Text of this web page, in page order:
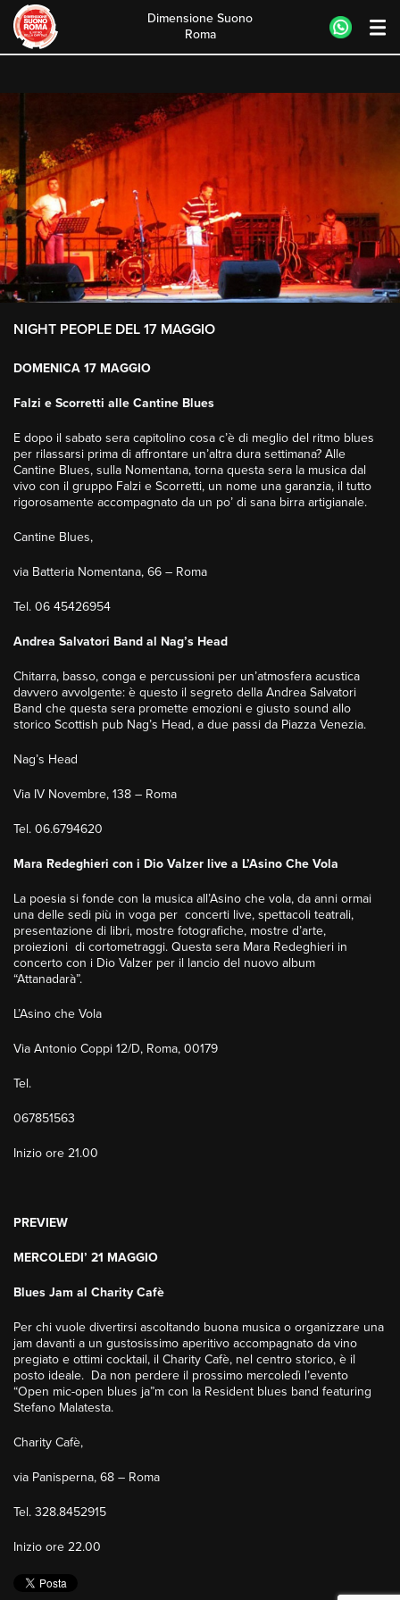
content
Dimensione Suono
Roma
NIGHT PEOPLE DEL 17 MAGGIO
DOMENICA 17 MAGGIO
Falzi e Scorretti alle Cantine Blues
E dopo il sabato sera capitolino cosa c’è di meglio del ritmo blues
per rilassarsi prima di affrontare un’altra dura settimana? Alle
Cantine Blues, sulla Nomentana, torna questa sera la musica dal
vivo con il gruppo Falzi e Scorretti, un nome una garanzia, il tutto
rigorosamente accompagnato da un po’ di sana birra artigianale.
Cantine Blues,
via Batteria Nomentana, 66 – Roma
Tel. 06 45426954
Andrea Salvatori Band al Nag’s Head
Chitarra, basso, conga e percussioni per un’atmosfera acustica
davvero avvolgente: è questo il segreto della Andrea Salvatori
Band che questa sera promette emozioni e giusto sound allo
storico Scottish pub Nag’s Head, a due passi da Piazza Venezia.
Nag’s Head
Via IV Novembre, 138 – Roma
Tel. 06.6794620
Mara Redeghieri con i Dio Valzer live a L’Asino Che Vola
La poesia si fonde con la musica all’Asino che vola, da anni ormai
una delle sedi più in voga per concerti live, spettacoli teatrali,
presentazione di libri, mostre fotografiche, mostre d’arte,
proiezioni di cortometraggi. Questa sera Mara Redeghieri in
concerto con i Dio Valzer per il lancio del nuovo album
“Attanadarà”.
L’Asino che Vola
Via Antonio Coppi 12/D, Roma, 00179
Tel.
067851563
Inizio ore 21.00
PREVIEW
MERCOLEDI’ 21 MAGGIO
Blues Jam al Charity Cafè
Per chi vuole divertirsi ascoltando buona musica o organizzare una
jam davanti a un gustosissimo aperitivo accompagnato da vino
pregiato e ottimi cocktail, il Charity Cafè, nel centro storico, è il
posto ideale. Da non perdere il prossimo mercoledì l’evento
“Open mic-open blues ja”m con la Resident blues band featuring
Stefano Malatesta.
Charity Cafè,
via Panisperna, 68 – Roma
Tel. 328.8452915
Inizio ore 22.00